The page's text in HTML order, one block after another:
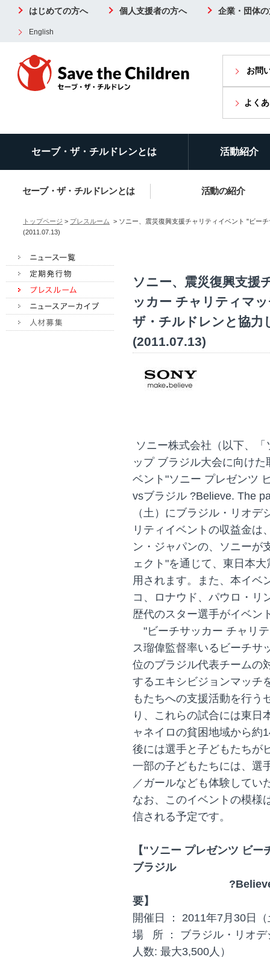
はじめての方へ 個人支援者の方へ 企業・団体
English
お問
よく
セーブ・ザ・チルドレンとは 活動紹介
セーブ・ザ・チルドレンとは 活動の紹介
トップページ > プレスルーム > ソニー、震災復興支援チャリティイベント "ビー
(2011.07.13)
ソニー、震災復興支援
ッカー チャリティマ
ザ・チルドレンと協力
(2011.07.13)
ソニー株式会社（以下、
ップ ブラジル大会に向け
ベント"ソニー プレゼンツ
vsブラジル ?Believe. The
（土）にブラジル・リオ
リティイベントの収益金は
ン・ジャパンの、ソニーが
ェクト"を通じて、東日本
用されます。また、本イベ
コ、ロナウド、パウロ・リ
歴代のスター選手がイベン
"ビーチサッカー チャリ
ス瑠偉監督率いるビーチサ
位のブラジル代表チームの
するエキシビジョンマッチ
もたちへの支援活動を行う
り、これらの試合には東日
ャネイロの貧困地域から約
後には選手と子どもたちが
一部の子どもたちには、選
／ガールなども体験してい
なお、このイベントの模様
信される予定です。
【"ソニー プレゼンツ ビ
ブラジル
?Believe. The
要】
開催日 ： 2011年7月30日
場 所 ： ブラジル・リオデ
人数: 最大3,500人）